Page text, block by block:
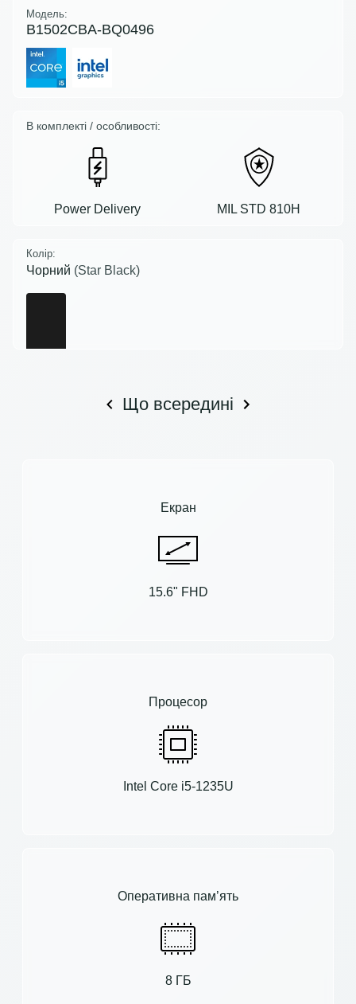
Модель:
B1502CBA-BQ0496
В комплекті / особливості:
Power Delivery MIL STD 810H
Колір:
Чорний (Star Black)
Що всередині
Екран
15.6" FHD
Процесор
Intel Core i5-1235U
Оперативна пам’ять
8 ГБ